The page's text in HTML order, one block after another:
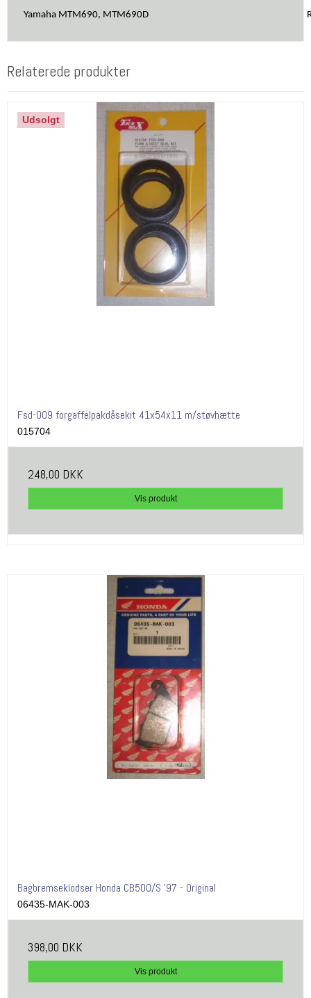
Yamaha MTM690, MTM690D
Relaterede produkter
Udsolgt
Fsd-009 forgaffelpakdåsekit 41x54x11 m/støvhætte
015704
248,00 DKK
Vis produkt
Bagbremseklodser Honda CB500/S '97 - Original
06435-MAK-003
398,00 DKK
Vis produkt